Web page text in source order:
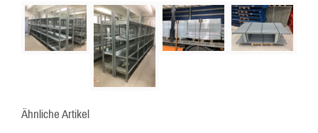
Ähnliche Artikel